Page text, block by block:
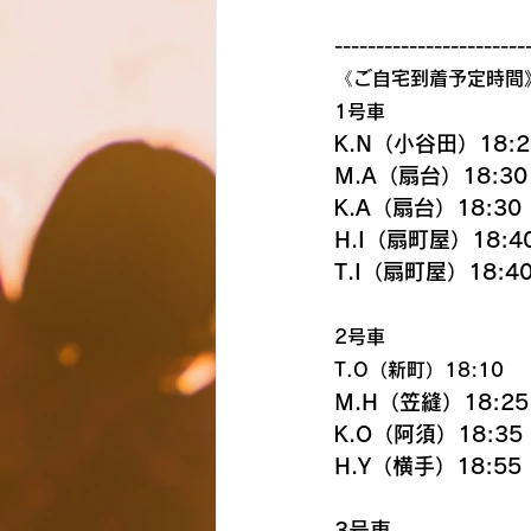
《ご自宅到着予定時間
1号車
K.N（小谷田）
M.A（扇台）18:30
K.A（扇台）18:30
H.I（扇町屋）
T.I（扇町屋）
2号車
T.O（新町）18:10
M.H（笠縫）18:25
K.O（阿須）18:35
H.Y（横手）18:55